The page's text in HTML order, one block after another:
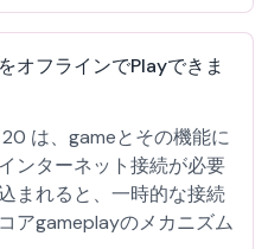
オフラインでPlayできま
は、gameとその機能に
ンターネット接続が必要
まれると、一時的な接続
アgameplayのメカニズム